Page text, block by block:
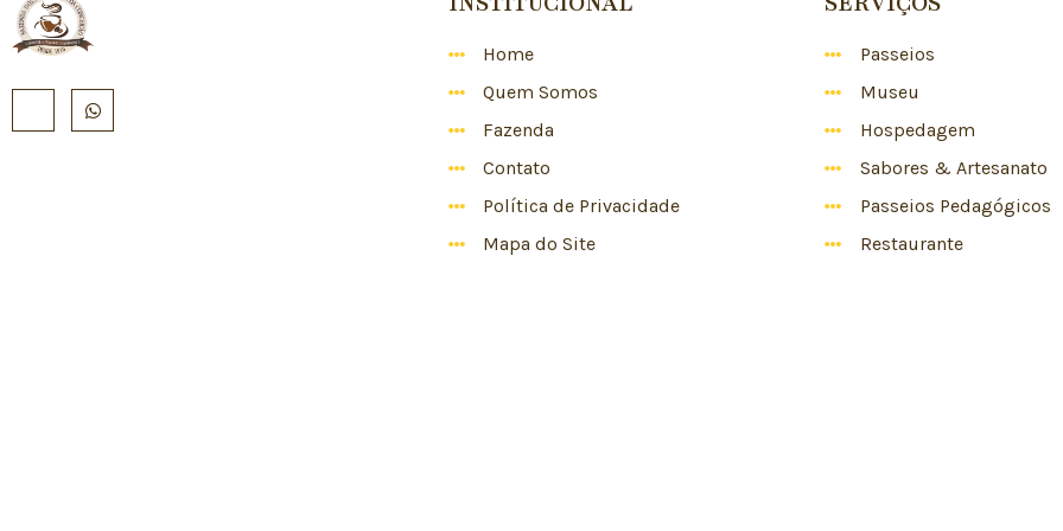
Home
Quem Somos
Fazenda
Contato
Política de Privacidade
Mapa do Site
Passeios
Museu
Hospedagem
Sabores & Artesanato
Passeios Pedagógicos
Restaurante